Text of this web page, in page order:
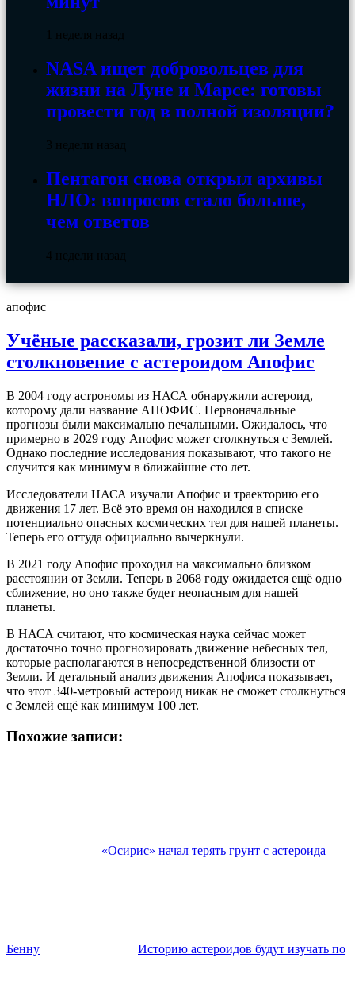
1 неделя назад
NASA ищет добровольцев для
жизни на Луне и Марсе: готовы
провести год в полной изоляции?
3 недели назад
Пентагон снова открыл архивы
НЛО: вопросов стало больше,
чем ответов
4 недели назад
апофис
Учёные рассказали, грозит ли Земле
столкновение с астероидом Апофис
В 2004 году астрономы из НАСА обнаружили астероид,
которому дали название АПОФИС. Первоначальные
прогнозы были максимально печальными. Ожидалось, что
примерно в 2029 году Апофис может столкнуться с Землей.
Однако последние исследования показывают, что такого не
случится как минимум в ближайшие сто лет.
Исследователи НАСА изучали Апофис и траекторию его
движения 17 лет. Всё это время он находился в списке
потенциально опасных космических тел для нашей планеты.
Теперь его оттуда официально вычеркнули.
В 2021 году Апофис проходил на максимально близком
расстоянии от Земли. Теперь в 2068 году ожидается ещё одно
сближение, но оно также будет неопасным для нашей
планеты.
В НАСА считают, что космическая наука сейчас может
достаточно точно прогнозировать движение небесных тел,
которые располагаются в непосредственной близости от
Земли. И детальный анализ движения Апофиса показывает,
что этот 340-метровый астероид никак не сможет столкнуться
с Землей ещё как минимум 100 лет.
Похожие записи:
«Осирис» начал терять грунт с астероида
Бенну Историю астероидов будут изучать по